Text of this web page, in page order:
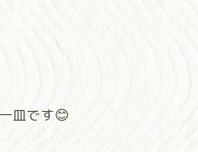
皿です😊